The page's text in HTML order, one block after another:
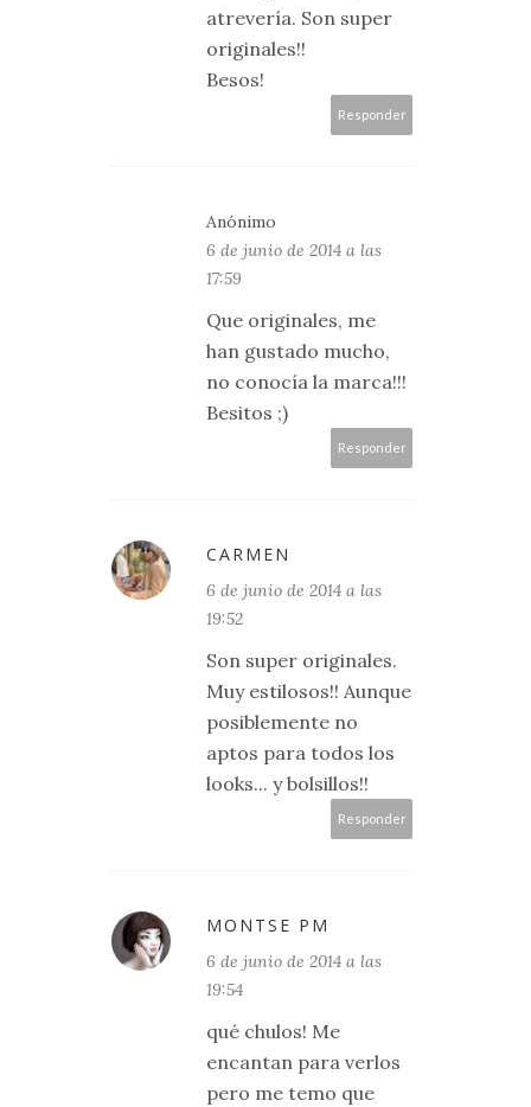
atrevería. Son super
originales!!
Besos!
Responder
Anónimo
6 de junio de 2014 a las
17:59
Que originales, me
han gustado mucho,
no conocía la marca!!!
Besitos ;)
Responder
CARMEN
6 de junio de 2014 a las
19:52
Son super originales.
Muy estilosos!! Aunque
posiblemente no
aptos para todos los
looks... y bolsillos!!
Responder
MONTSE PM
6 de junio de 2014 a las
19:54
qué chulos! Me
encantan para verlos
pero me temo que